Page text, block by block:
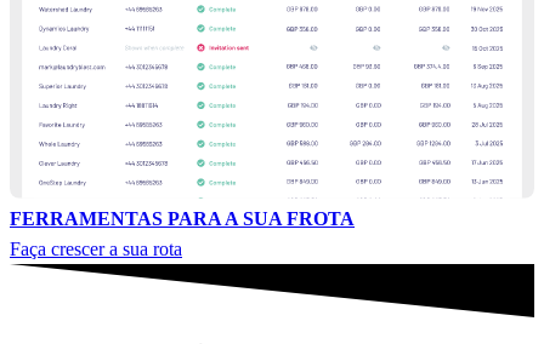
FERRAMENTAS PARA A SUA FROTA
Faça crescer a sua rota